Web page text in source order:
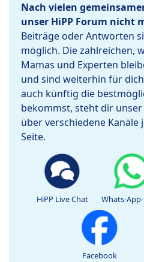
Nach vielen
unser HiPP Forum nicht
Beiträge oder Antworten
möglich. Die zahlreichen,
Mamas und Experten
und sind weiterhin für
auch künftig die
bekommst, steht dir unser
über verschiedene
Seite.
HiPP Live Chat Whats-
Facebook